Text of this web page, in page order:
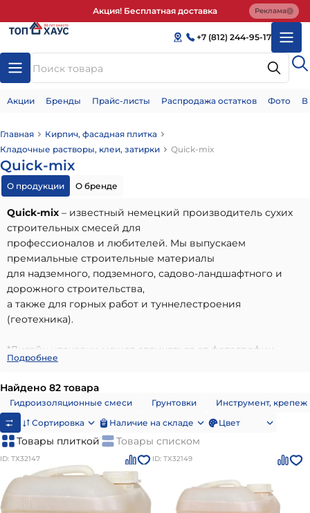
Акция! Бесплатная доставка Реклама
+7 (812) 244-95-17
Акции Бренды Прайс-листы Распродажа остатков Фото
Главная
Кирпич, фасадная плитка
Кладочные растворы, клеи, затирки
Quick-mix
Quick-mix
О продукции О бренде
Quick-mix – известный немецкий производитель сухих
строительных смесей для
профессионалов и любителей. Мы выпускаем
премиальные строительные материалы
для надземного, подземного, садово-ландшафтного и
дорожного строительства,
а также для горных работ и туннелестроения
(геотехника).
*Дизайн упаковки может отличаться от фотографии
Подробнее
Найдено 82 товара
Гидроизоляционные смеси Грунтовки
Инструмент, крепеж
Сортировка
Наличие на складе Цвет
Товары плиткой Товары списком
ID: ТХ32147 ID: ТХ32149